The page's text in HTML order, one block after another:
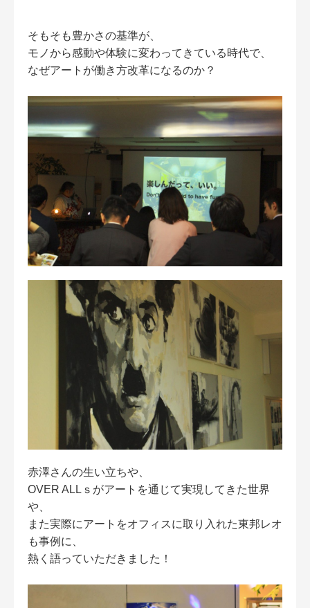
そもそも豊かさの基準が、
モノから感動や体験に変わってきている時代で、
なぜアートが働き方改革になるのか？
赤澤さんの生い立ちや、
OVER ALLｓがアートを通じて実現してきた世界
や、
また実際にアートをオフィスに取り入れた東邦レオ
も事例に、
熱く語っていただきました！